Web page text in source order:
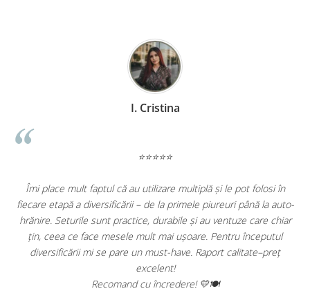
I. Cristina
⭐⭐⭐⭐⭐
Îmi place mult faptul că au utilizare multiplă și le pot folosi în
etapă a diversificării – de la primele piureuri până la auto-
Seturile sunt practice, durabile și au ventuze care chiar
țin, ceea ce face mesele mult mai ușoare. Pentru începutul
diversificării mi se pare un must-have. Raport calitate–preț
excelent!
Recomand cu încredere! 💛🍽️